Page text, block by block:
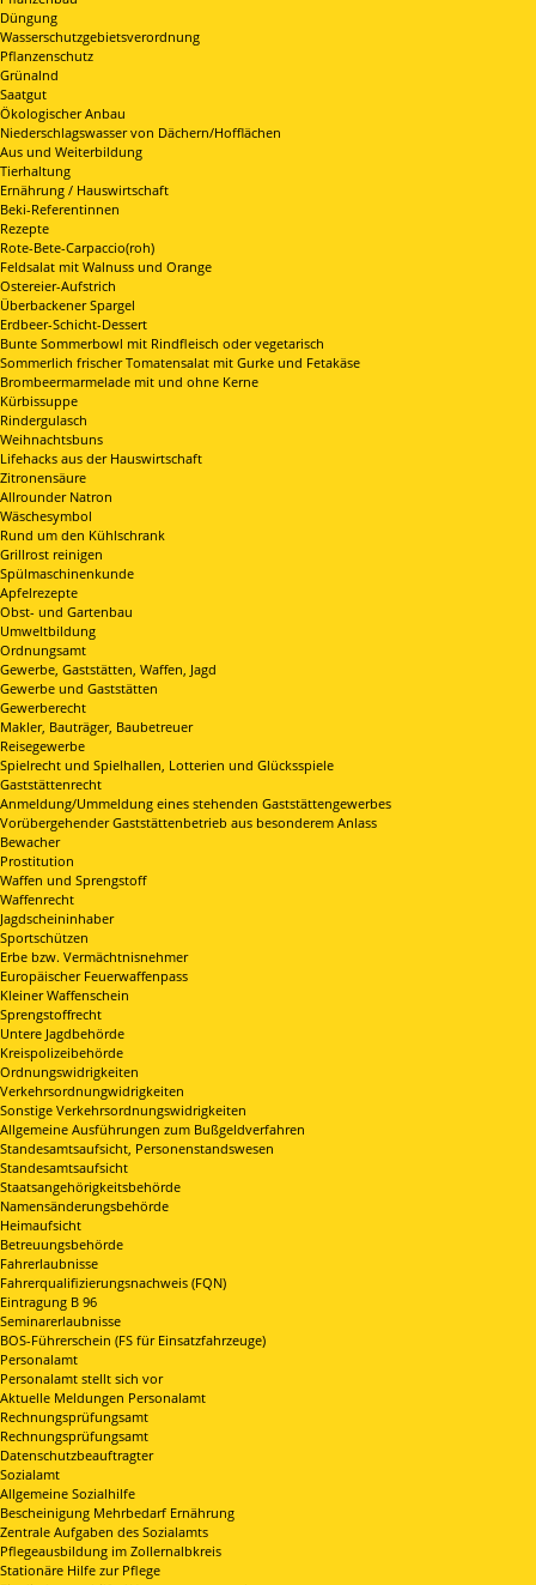
Düngung
Wasserschutzgebietsverordnung
Pflanzenschutz
Grünalnd
Saatgut
Ökologischer Anbau
Niederschlagswasser von Dächern/Hofflächen
Aus und Weiterbildung
Tierhaltung
Ernährung / Hauswirtschaft
Beki-Referentinnen
Rezepte
Rote-Bete-Carpaccio(roh)
Feldsalat mit Walnuss und Orange
Ostereier-Aufstrich
Überbackener Spargel
Erdbeer-Schicht-Dessert
Bunte Sommerbowl mit Rindfleisch oder vegetarisch
Sommerlich frischer Tomatensalat mit Gurke und Fetakäse
Brombeermarmelade mit und ohne Kerne
Kürbissuppe
Rindergulasch
Weihnachtsbuns
Lifehacks aus der Hauswirtschaft
Zitronensäure
Allrounder Natron
Wäschesymbol
Rund um den Kühlschrank
Grillrost reinigen
Spülmaschinenkunde
Apfelrezepte
Obst- und Gartenbau
Umweltbildung
Ordnungsamt
Gewerbe, Gaststätten, Waffen, Jagd
Gewerbe und Gaststätten
Gewerberecht
Makler, Bauträger, Baubetreuer
Reisegewerbe
Spielrecht und Spielhallen, Lotterien und Glücksspiele
Gaststättenrecht
Anmeldung/Ummeldung eines stehenden Gaststättengewerbes
Vorübergehender Gaststättenbetrieb aus besonderem Anlass
Bewacher
Prostitution
Waffen und Sprengstoff
Waffenrecht
Jagdscheininhaber
Sportschützen
Erbe bzw. Vermächtnisnehmer
Europäischer Feuerwaffenpass
Kleiner Waffenschein
Sprengstoffrecht
Untere Jagdbehörde
Kreispolizeibehörde
Ordnungswidrigkeiten
Verkehrsordnungwidrigkeiten
Sonstige Verkehrsordnungswidrigkeiten
Allgemeine Ausführungen zum Bußgeldverfahren
Standesamtsaufsicht, Personenstandswesen
Standesamtsaufsicht
Staatsangehörigkeitsbehörde
Namensänderungsbehörde
Heimaufsicht
Betreuungsbehörde
Fahrerlaubnisse
Fahrerqualifizierungsnachweis (FQN)
Eintragung B 96
Seminarerlaubnisse
BOS-Führerschein (FS für Einsatzfahrzeuge)
Personalamt
Personalamt stellt sich vor
Aktuelle Meldungen Personalamt
Rechnungsprüfungsamt
Rechnungsprüfungsamt
Datenschutzbeauftragter
Sozialamt
Allgemeine Sozialhilfe
Bescheinigung Mehrbedarf Ernährung
Zentrale Aufgaben des Sozialamts
Pflegeausbildung im Zollernalbkreis
Stationäre Hilfe zur Pflege